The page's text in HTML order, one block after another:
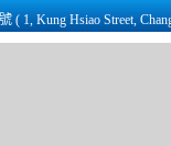
( 1, Kung Hsiao Street,